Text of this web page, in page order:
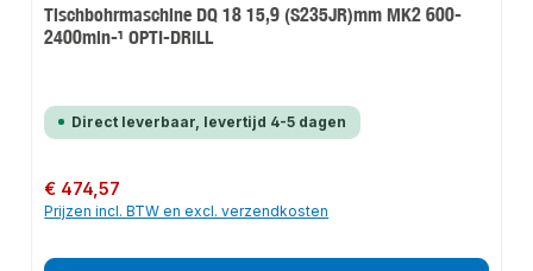
Tischbohrmaschine DQ 18 15,9 (S235JR)mm MK2 600-
2400min-¹ OPTI-DRILL
Direct leverbaar, levertijd 4-5 dagen
Normale prijs:
€ 474,57
Prijzen incl. BTW en excl. verzendkosten